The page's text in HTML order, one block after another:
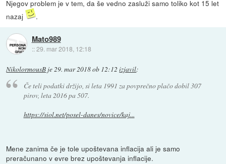
Njegov problem je v tem, da še vedno zasluži samo toliko kot 15 let
nazaj
.
Mato989
::29. mar 2018, 12:18
NikolormousB je29. mar 2018 ob 12:12 izjavil:
Če teli podatki držijo, si leta 1991 za povprečno plačo dobil 307
pirov, leta 2016 pa 507.
https://siol.net/posel-danes/novice/kaj...
Mene zanima če je tole upoštevana inflacija ali je samo
preračunano v evre brez upoštevanja inflacije.